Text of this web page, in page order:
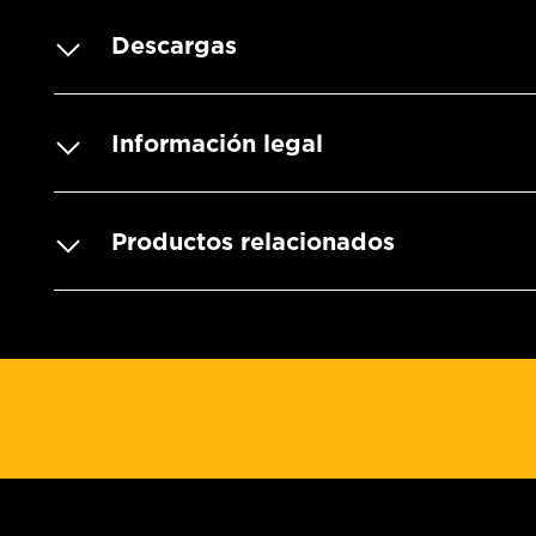
Descargas
Información legal
Productos relacionados